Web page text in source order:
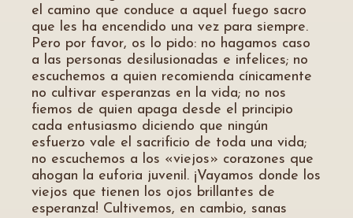
el camino que conduce a aquel fuego sacro
que les ha encendido una vez para siempre.
Pero por favor, os lo pido: no hagamos caso
a las personas desilusionadas e infelices; no
escuchemos a quien recomienda cínicamente
no cultivar esperanzas en la vida; no nos
fiemos de quien apaga desde el principio
cada entusiasmo diciendo que ningún
esfuerzo vale el sacrificio de toda una vida;
no escuchemos a los «viejos» corazones que
ahogan la euforia juvenil. ¡Vayamos donde los
viejos que tienen los ojos brillantes de
esperanza! Cultivemos, en cambio, sanas